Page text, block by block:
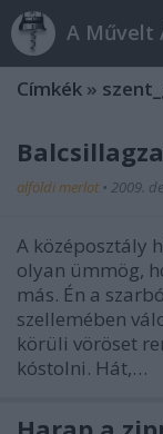
A Művelt
Címkék »
alföldi merlot • 2009.
A középosztály
olyan ümmög,
más. Én a
szellemében
körüli vöröset
kóstolni. Hát,…